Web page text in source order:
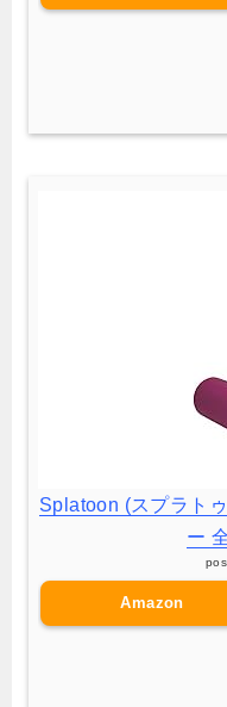
Splatoon (スプラト
ー
Amazon